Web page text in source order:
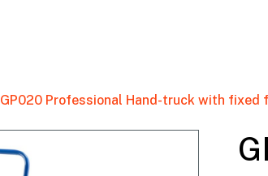
GP020 Professional Hand-truck with fixed